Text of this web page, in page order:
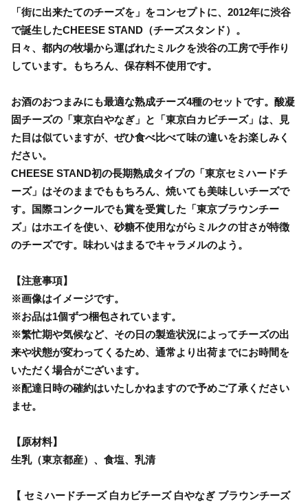
「街に出来たてのチーズを」をコンセプトに、2012年に渋谷
で誕生したCHEESE STAND（チーズスタンド）。
日々、都内の牧場から運ばれたミルクを渋谷の工房で手作り
しています。もちろん、保存料不使用です。
お酒のおつまみにも最適な熟成チーズ4種のセットです。酸凝
固チーズの「東京白やなぎ」と「東京白カビチーズ」は、見
た目は似ていますが、ぜひ食べ比べて味の違いをお楽しみく
ださい。
CHEESE STAND初の長期熟成タイプの「東京セミハードチ
ーズ」はそのままでももちろん、焼いても美味しいチーズで
す。国際コンクールでも賞を受賞した「東京ブラウンチー
ズ」はホエイを使い、砂糖不使用ながらミルクの甘さが特徴
のチーズです。味わいはまるでキャラメルのよう。
【注意事項】
※画像はイメージです。
※お品は1個ずつ梱包されています。
※繁忙期や気候など、その日の製造状況によってチーズの出
来や状態が変わってくるため、通常より出荷までにお時間を
いただく場合がございます。
※配達日時の確約はいたしかねますので予めご了承ください
ませ。
【原材料】
生乳（東京都産）、食塩、乳清
【 セミハードチーズ 白カビチーズ 白やなぎ ブラウンチーズ